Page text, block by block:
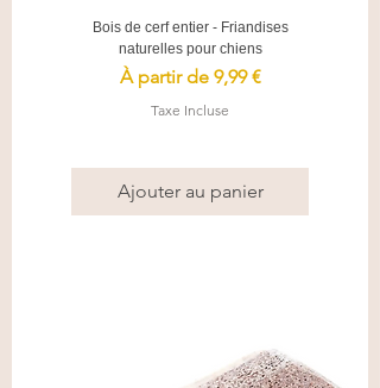
Bois de cerf entier - Friandises
naturelles pour chiens
À partir de 9,99 €
Prix promotionnel
Taxe Incluse
Ajouter au panier